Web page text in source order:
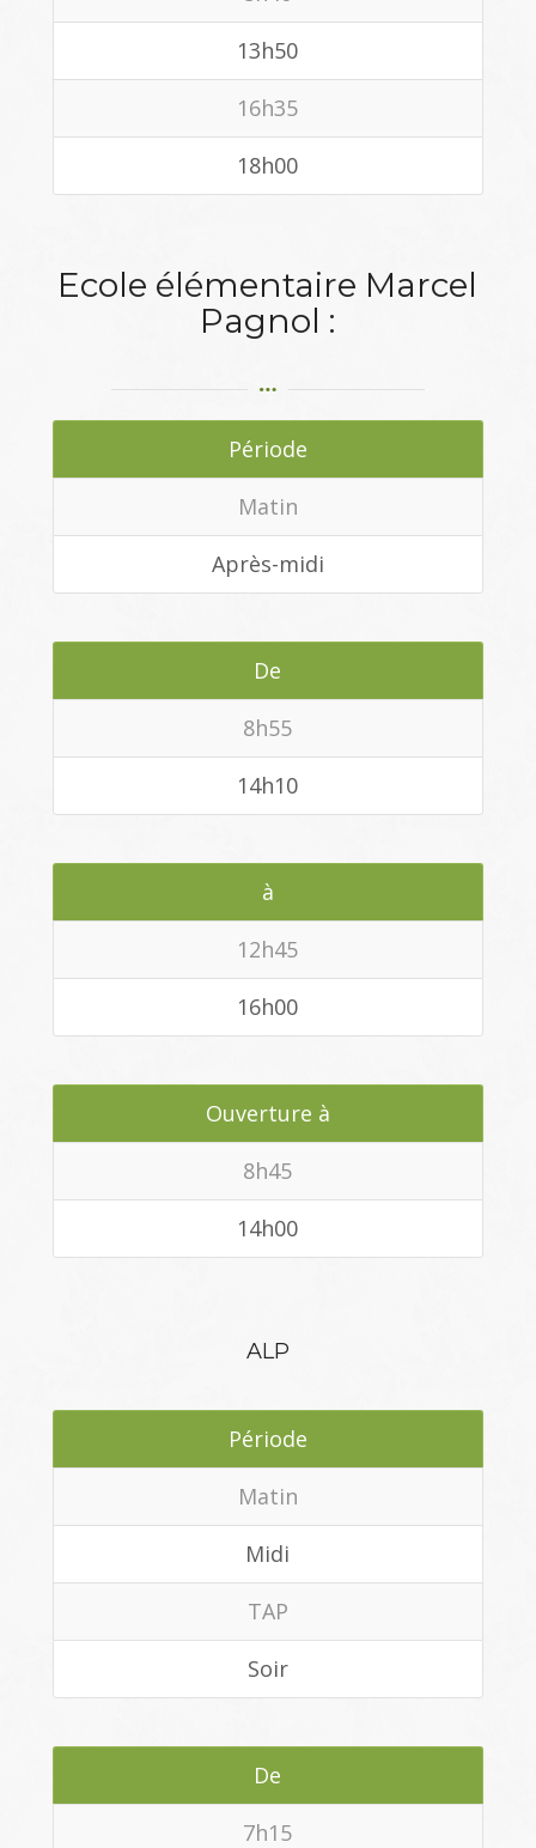
13h50
16h35
18h00
Ecole élémentaire Marcel
Pagnol :
Période
Matin
Après-midi
De
8h55
14h10
à
12h45
16h00
Ouverture à
8h45
14h00
ALP
Période
Matin
Midi
TAP
Soir
De
7h15